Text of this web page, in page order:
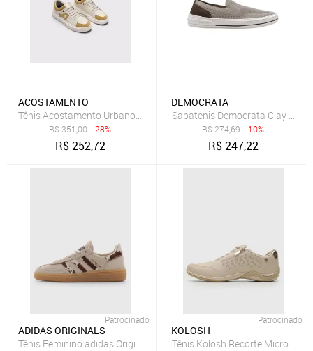
ACOSTAMENTO
Tênis Acostamento Urbano Bege
R$351,00 - 28%
R$252,72
DEMOCRATA
Sapatenis Democrata Clay Pele
R$274,69 - 10%
R$247,22
Patrocinado
ADIDAS ORIGINALS
Tênis Feminino adidas Originals Handball Spezial Bege
Patrocinado
KOLOSH
Tênis Kolosh Recorte Micro Furo